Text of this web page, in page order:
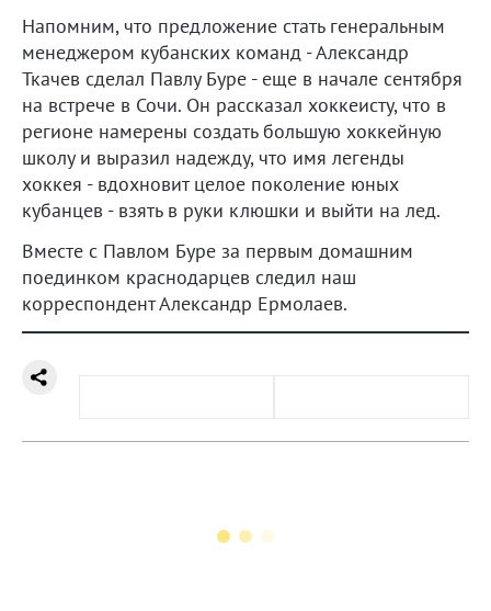
Напомним, что предложение стать генеральным
менеджером кубанских команд - Александр
Ткачев сделал Павлу Буре - еще в начале сентября
на встрече в Сочи. Он рассказал хоккеисту, что в
регионе намерены создать большую хоккейную
школу и выразил надежду, что имя легенды
хоккея - вдохновит целое поколение юных
кубанцев - взять в руки клюшки и выйти на лед.
Вместе с Павлом Буре за первым домашним
поединком краснодарцев следил наш
корреспондент Александр Ермолаев.